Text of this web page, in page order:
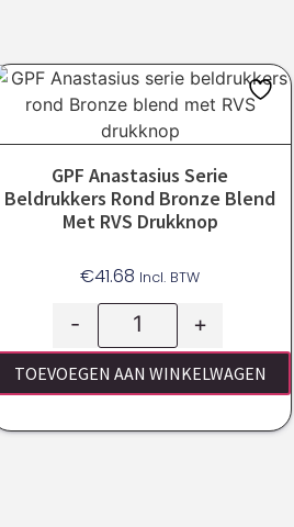
GPF Anastasius Serie
Beldrukkers Rond Bronze Blend
Met RVS Drukknop
€41.68 Incl. BTW
- +
TOEVOEGEN AAN WINKELWAGEN